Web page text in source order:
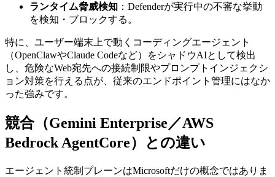
ランタイム脅威検知 ：Defenderが実行中の不審な挙動
を検知・ブロックする。
特に、ユーザー端末上で動くコーディングエージェント
（OpenClawやClaude Codeなど）をシャドウAIとして検出
し、危険なWeb宛先への接続制限やプロンプトインジェクシ
ョン対策を行える点が、従来のエンドポイント管理にはなか
った強みです。
競合（Gemini Enterprise／AWS
Bedrock AgentCore）との違い
エージェント統制プレーンはMicrosoftだけの概念ではありま